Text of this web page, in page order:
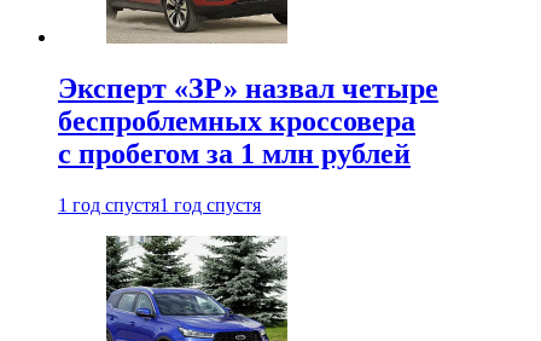
Эксперт «ЗР» назвал четыре
беспроблемных кроссовера
с пробегом за 1 млн рублей
1 год спустя1 год спустя